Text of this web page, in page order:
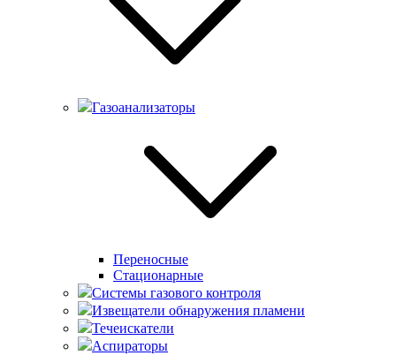
Газоанализаторы
Переносные
Стационарные
Системы газового контроля
Извещатели обнаружения пламени
Течеискатели
Аспираторы